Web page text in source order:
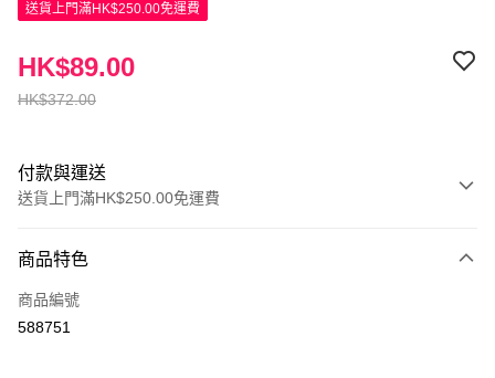
送貨上門滿HK$250.00免運費
HK$372.00
HK$89.00
付款與運送
送貨上門滿HK$250.00免運費
信用卡
Apple Pay
商品特色
商品編號
588751